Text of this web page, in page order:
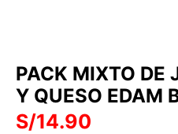
PACK MIXTO DE
Y QUESO EDAM
S/14.90